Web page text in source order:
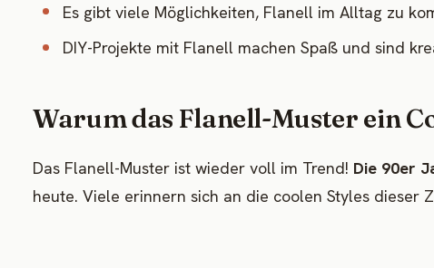
Es gibt viele Möglichkeiten, Flanell im Alltag zu
DIY-Projekte mit Flanell machen Spaß und sind
Warum das Flanell-Muster ein
Das Flanell-Muster ist wieder voll im Trend! Die 90er
heute. Viele erinnern sich an die coolen Styles dieser